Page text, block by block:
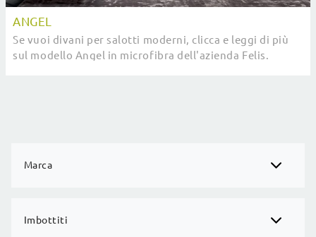
Marca
Imbottiti
ANGEL
Se vuoi divani per salotti moderni, clicca e leggi di più
sul modello Angel in microfibra dell'azienda Felis.